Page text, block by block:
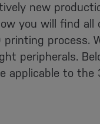
new
you will find
process.
peripherals.
applicable to the